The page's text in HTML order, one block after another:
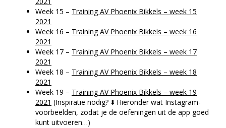
Week 15 – Training AV Phoenix Bikkels – week 15
2021
Week 16 – Training AV Phoenix Bikkels – week 16
2021
Week 17 – Training AV Phoenix Bikkels – week 17
2021
Week 18 – Training AV Phoenix Bikkels – week 18
2021
Week 19 – Training AV Phoenix Bikkels – week 19
2021 (Inspiratie nodig? ⬇️ Hieronder wat Instagram-
voorbeelden, zodat je de oefeningen uit de app goed
kunt uitvoeren…)